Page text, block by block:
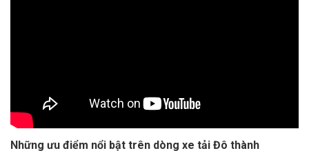
Những ưu điểm nổi bật trên dòng xe tải Đô thành